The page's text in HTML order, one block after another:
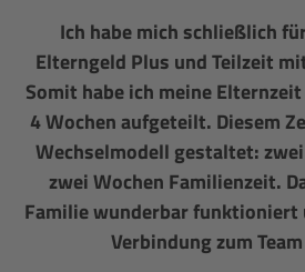
Ich habe mich schließlich
Elterngeld Plus und Teilzeit
Somit habe ich meine
4 Wochen aufgeteilt. Diesem
Wechselmodell gestaltet:
zwei Wochen Familienzeit.
Familie wunderbar funktioniert
Verbindung zum